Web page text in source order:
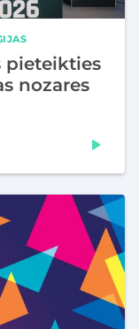
pieteikties
nozares